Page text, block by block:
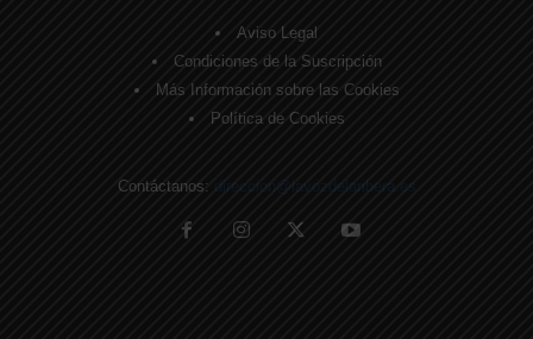
Aviso Legal
Condiciones de la Suscripción
Más Información sobre las Cookies
Política de Cookies
Contáctanos: direccion@lavozdelaribera.es